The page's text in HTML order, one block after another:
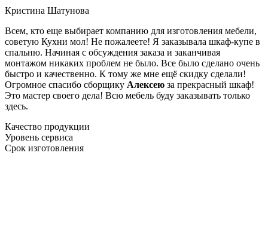
Кристина Шатунова
Всем, кто еще выбирает компанию для изготовления мебели,
советую Кухни мол! Не пожалеете! Я заказывала шкаф-купе в
спальню. Начиная с обсуждения заказа и заканчивая
монтажом никаких проблем не было. Все было сделано очень
быстро и качественно. К тому же мне ещё скидку сделали!
Огромное спасибо сборщику Алексею за прекрасный шкаф!
Это мастер своего дела! Всю мебель буду заказывать только
здесь.
Качество продукции
Уровень сервиса
Срок изготовления